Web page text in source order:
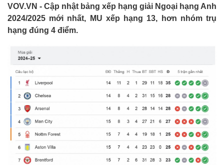
Việc làm
Biển đảo
VOV.VN - Cập nhật bảng xếp hạng giải Ngoại hạng Anh
2024/2025 mới nhất, MU xếp hạng 13, hơn nhóm trụ
hạng đúng 4 điểm.